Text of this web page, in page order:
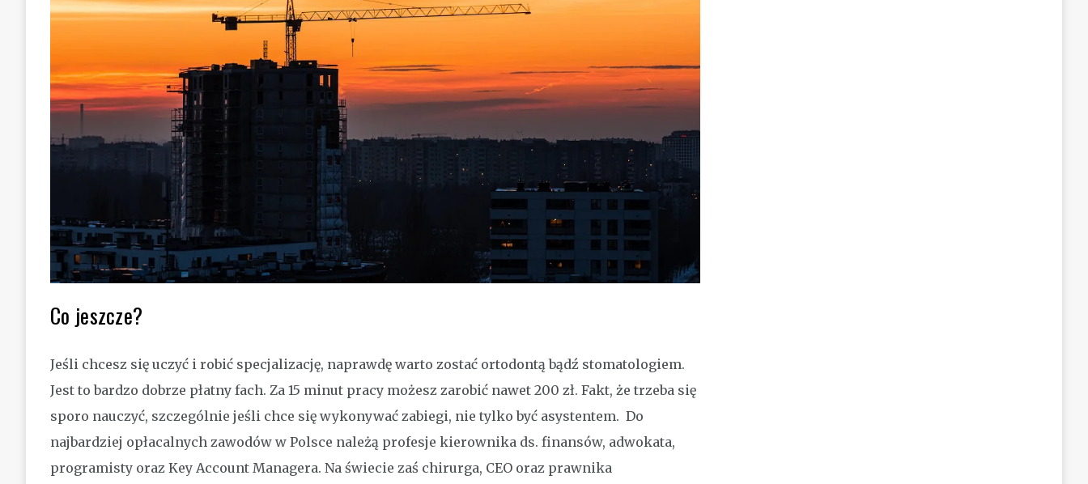
Co jeszcze?
Jeśli chcesz się uczyć i robić specjalizację, naprawdę warto zostać ortodontą bądź stomatologiem.
Jest to bardzo dobrze płatny fach. Za 15 minut pracy możesz zarobić nawet 200 zł. Fakt, że trzeba się
sporo nauczyć, szczególnie jeśli chce się wykonywać zabiegi, nie tylko być asystentem. Do
najbardziej opłacalnych zawodów w Polsce należą profesje kierownika ds. finansów, adwokata,
programisty oraz Key Account Managera. Na świecie zaś chirurga, CEO oraz prawnika